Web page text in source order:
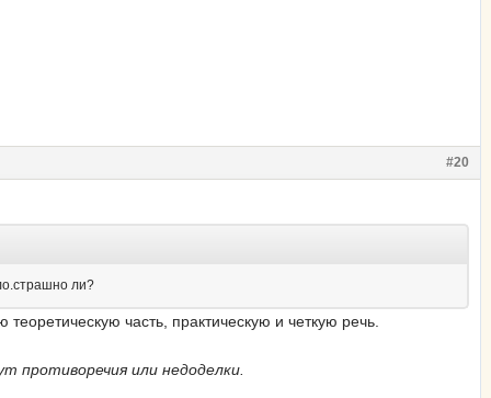
#20
ли?
часть, практическую и четкую речь.
противоречия или недоделки.